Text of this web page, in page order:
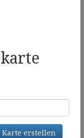
Karte erstellen